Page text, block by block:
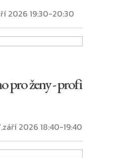
2026 19:30-20:30
pro ženy - profi
2026 18:40-19:40